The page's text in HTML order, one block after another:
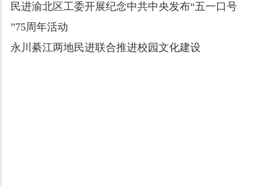
民进渝北区工委开展纪念中共中央发布“五一口号
”75周年活动
永川綦江两地民进联合推进校园文化建设